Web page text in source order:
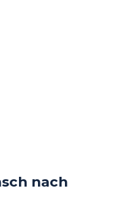
nach